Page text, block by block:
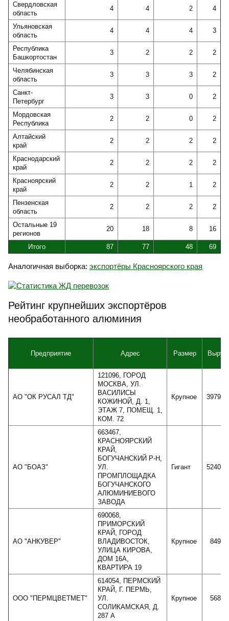
Свердловская
область
4 4 2 4
Ульяновская
область
4 4 4 3
Республика
Башкортостан
3 2 2 2
Челябинская
область
3 3 3 2
Санкт-
Петербург
3 3 0 2
Мордовская
Республика
2 2 0 2
Алтайский
край
2 2 2 2
Краснодарский
край
2 2 2 2
Красноярский
край
2 2 1 2
Пензенская
область
2 2 2 2
Остальные 19
регионов
20 18 8 16
Итого 87 77 48 69
Аналогичная выборка: экспортёры Красноярского края
Рейтинг крупнейших экспортёров
необработанного алюминия
Предприятие Адрес Размер
АО "ОК РУСАЛ ТД"
121096, ГОРОД
МОСКВА, УЛ.
ВАСИЛИСЫ
КОЖИНОЙ, Д. 1,
ЭТАЖ 7, ПОМЕЩ. 1,
КОМ. 72
Крупное
АО "БОАЗ"
663467,
КРАСНОЯРСКИЙ
КРАЙ,
БОГУЧАНСКИЙ Р-Н,
УЛ.
ПРОМПЛОЩАДКА
БОГУЧАНСКОГО
АЛЮМИНИЕВОГО
ЗАВОДА
Гигант
АО "АНКУВЕР"
690068,
ПРИМОРСКИЙ
КРАЙ, ГОРОД
ВЛАДИВОСТОК,
УЛИЦА КИРОВА,
ДОМ 16А,
КВАРТИРА 19
Крупное
ООО "ПЕРМЦВЕТМЕТ"
614054, ПЕРМСКИЙ
КРАЙ, Г. ПЕРМЬ,
УЛ.
СОЛИКАМСКАЯ, Д.
287 А
Крупное